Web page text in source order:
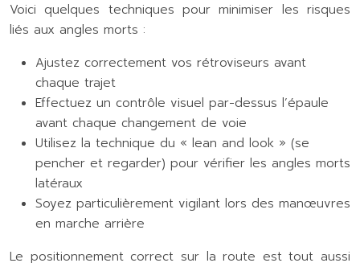
Voici quelques techniques pour minimiser les risques
liés aux angles morts :
Ajustez correctement vos rétroviseurs avant
chaque trajet
Effectuez un contrôle visuel par-dessus l’épaule
avant chaque changement de voie
Utilisez la technique du « lean and look » (se
pencher et regarder) pour vérifier les angles morts
latéraux
Soyez particulièrement vigilant lors des manœuvres
en marche arrière
Le positionnement correct sur la route est tout aussi